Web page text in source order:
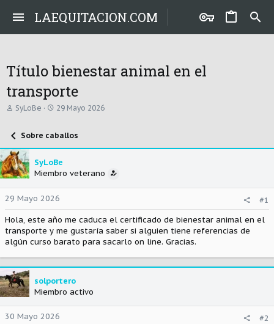
LAEQUITACION.COM
Título bienestar animal en el
transporte
A
o
r
SyLoBe
F
h
a
e
i
i
i
o
29 Mayo 2026
Sobre caballos
SyLoBe
Miembro veterano
29 Mayo 2026
#1
Hola, este año me caduca el certificado de bienestar animal en el
transporte y me gustaría saber si alguien tiene referencias de
algún curso barato para sacarlo on line. Gracias.
solportero
Miembro activo
30 Mayo 2026
#2